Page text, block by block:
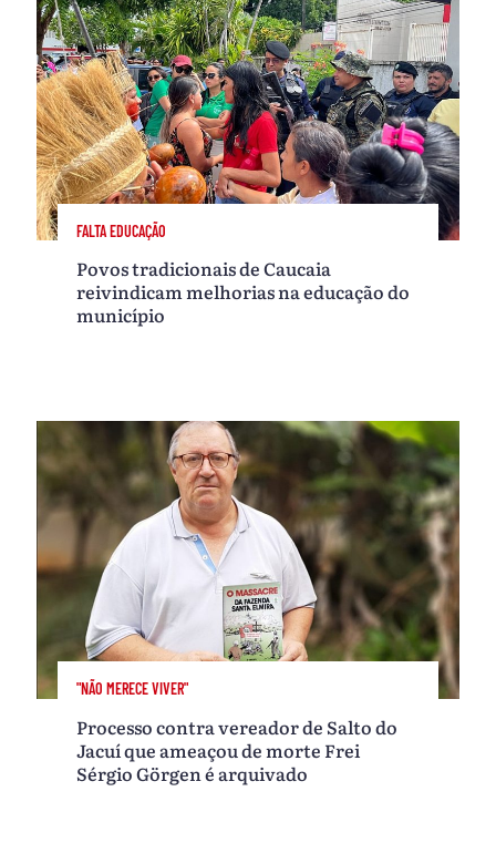
FALTA EDUCAÇÃO
Povos tradicionais de Caucaia
reivindicam melhorias na educação do
município
"NÃO MERECE VIVER"
Processo contra vereador de Salto do
Jacuí que ameaçou de morte Frei
Sérgio Görgen é arquivado